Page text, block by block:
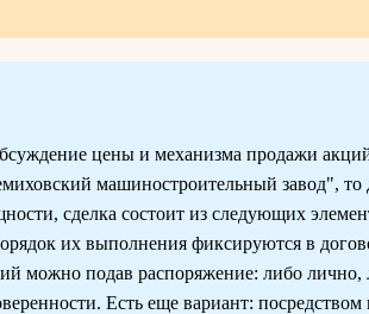
цены и механизма продажи
машиностроительный завод",
сделка состоит из следующих
их выполнения фиксируются в
можно подав распоряжение: либо лично,
Есть еще вариант: